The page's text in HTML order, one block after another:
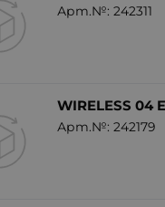
Арт.№: 242311
WIRELESS 04
Арт.№: 242179